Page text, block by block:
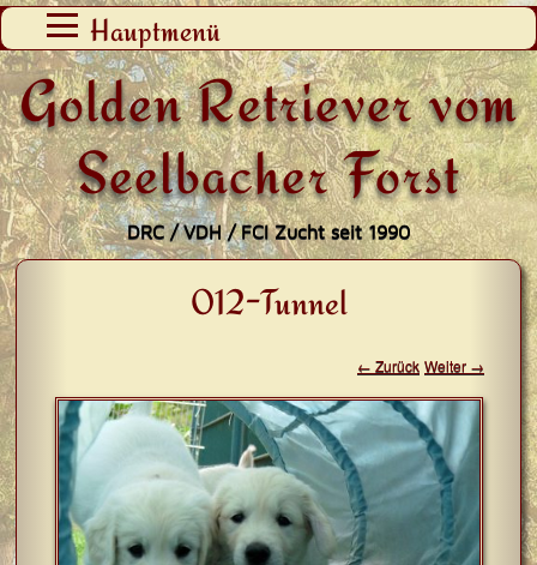
Golden Retriever vom
Seelbacher Forst
DRC / VDH / FCI Zucht seit 1990
Hauptmenü
Zum
Inhalt
springen
012-Tunnel
← Zurück Weiter →